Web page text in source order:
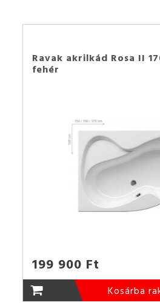
Ravak akrilkád Rosa II
fehér
199 900 Ft
Kosárba